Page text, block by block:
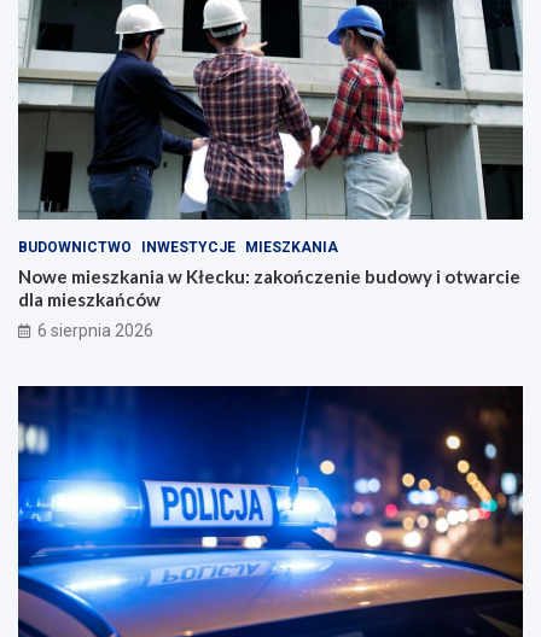
BUDOWNICTWO INWESTYCJE MIESZKANIA
Nowe mieszkania w Kłecku: zakończenie budowy i otwarcie
dla mieszkańców
6 sierpnia 2026